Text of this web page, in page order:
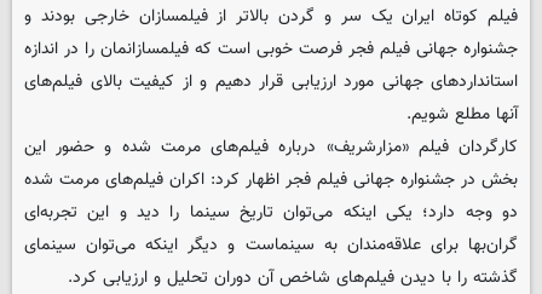
فیلم کوتاه ایران یک سر و گردن بالاتر از فیلمسازان خارجی بودند و
جشنواره جهانی فیلم فجر فرصت خوبی است که فیلمسازانمان را در اندازه
استانداردهای جهانی مورد ارزیابی قرار دهیم و از کیفیت بالای فیلم‌های
آنها مطلع شویم.
کارگردان فیلم «مزارشریف» درباره فیلم‌های مرمت شده و حضور این
بخش در جشنواره جهانی فیلم فجر اظهار کرد: اکران فیلم‌های مرمت شده
دو وجه دارد؛ یکی اینکه می‌توان تاریخ سینما را دید و این تجربه‌ای
گران‌بها برای علاقه‌مندان به سینماست و دیگر اینکه می‌توان سینمای
گذشته را با دیدن فیلم‌های شاخص آن دوران تحلیل و ارزیابی کرد.